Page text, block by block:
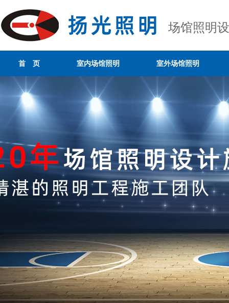
场馆照明
首 页 室内场馆照明 室外场馆照明